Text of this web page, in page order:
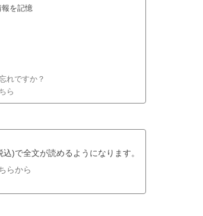
を記憶
れですか？
ら
)で全文が読めるようになります。
らから